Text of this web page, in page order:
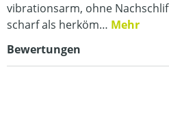
vibrationsarm, ohne
scharf als herköm… Mehr
Bewertungen